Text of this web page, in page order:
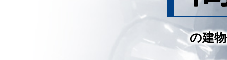
の建